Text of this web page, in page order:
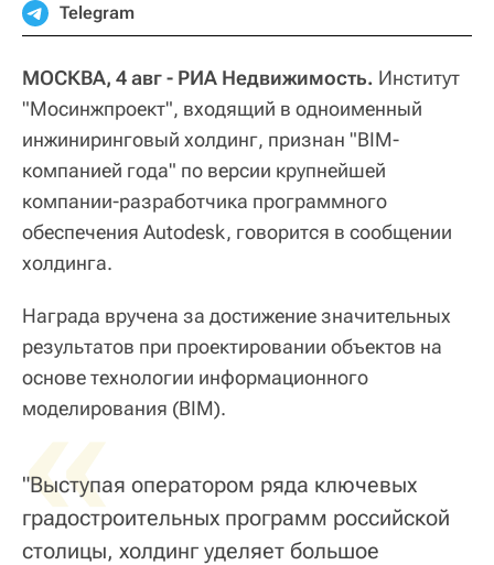
Telegram
МОСКВА, 4 авг - РИА Недвижимость. Институт
"Мосинжпроект", входящий в одноименный
инжиниринговый холдинг, признан "BIM-
компанией года" по версии крупнейшей
компании-разработчика программного
обеспечения Autodesk, говорится в сообщении
холдинга.
Награда вручена за достижение значительных
результатов при проектировании объектов на
основе технологии информационного
моделирования (BIM).
«
"Выступая оператором ряда ключевых
градостроительных программ российской
столицы, холдинг уделяет большое